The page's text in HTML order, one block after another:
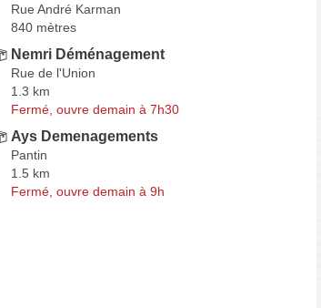
Rue André Karman
840 mètres
Nemri Déménagement
Rue de l'Union
1.3 km
Fermé, ouvre demain à 7h30
Ays Demenagements
Pantin
1.5 km
Fermé, ouvre demain à 9h